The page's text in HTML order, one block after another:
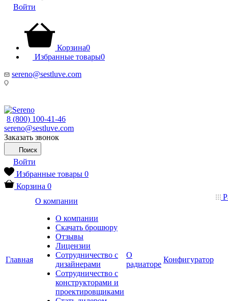
Войти
Корзина0
Избранные товары0
sereno@sestluve.com
8 (800) 100-41-46
sereno@sestluve.com
Заказать звонок
Поиск
Войти
Избранные товары 0
Корзина 0
Главная
О компании
О компании
Скачать брошюру
Отзывы
Лицензии
Сотрудничество с
дизайнерами
Сотрудничество с
конструкторами и
проектировщиками
О
радиаторе
Конфигуратор